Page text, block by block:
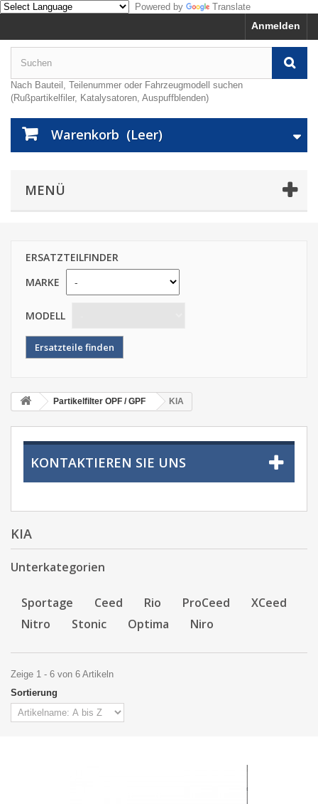
Powered by Translate
Anmelden
Nach Bauteil, Teilenummer oder Fahrzeugmodell suchen
(Rußpartikelfiler, Katalysatoren, Auspuffblenden)
Warenkorb (Leer)
MENÜ
ERSATZTEILFINDER
MARKE
MODELL
Partikelfilter OPF / GPF KIA
KONTAKTIEREN SIE UNS
KIA
Unterkategorien
Sportage Ceed Rio ProCeed
XCeed
Nitro
Stonic Optima Niro
Zeige 1 - 6 von 6 Artikeln
Sortierung